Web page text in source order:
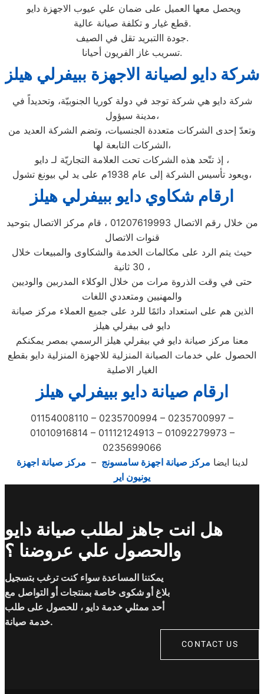
ويحصل معها العميل على ضمان علي عيوب الاجهزة دايو
قطع غيار و تكلفة صيانة عالية.
جودة االتبريد تقل في الصيف.
تسريب غاز الفريون أحيانا.
شركة دايو لصيانة الاجهزة ببيفرلي هيلز
شركة دايو هي شركة توجد في دولة كوريا الجنوبيّة، وتحديداً في
مدينة سيؤول،
وتعدّ إحدى الشركات متعددة الجنسيات، وتضم الشركة العديد من
الشركات التابعة لها،
إذ تتّحد هذه الشركات تحت العلامة التجاريّة لـ دايو ،
ويعود تأسيس الشركة إلى عام 1938م على يد لي بيونغ تشول،
ارقام شكاوي دايو ببيفرلي هيلز
من خلال رقم الاتصال 01207619993 ، قام مركز الاتصال بتوحيد
قنوات الاتصال
حيث يتم الرد على مكالمات الخدمة والشكاوى والمبيعات خلال
30 ثانية ،
حتى في وقت الذروة مرات من خلال الوكلاء المدربين والوديين
والمهنيين ومتعددي اللغات
الذين هم على استعداد دائمًا للرد على جميع العملاء مركز صيانة
دايو فى بيفرلي هيلز
معنا مركز صيانة دايو في بيفرلي هيلز الرسمي بمصر يمكنكم
الحصول علي خدمات الصيانة المنزلية للاجهزة المنزلية دايو بقطع
الغيار الاصلية
ارقام صيانة دايو ببيفرلي هيلز
01154008110 – 0235700994 – 0235700997 –
01010916814 – 01112124913 – 01092279973 –
0235699066
لدينا ايضا مركز صيانة اجهزة سامسونج – مركز صيانة اجهزة
يونيون اير
هل انت جاهز لطلب صيانة دايو
والحصول علي عروضنا ؟
يمكننا المساعدة سواء كنت ترغب بتسجيل
بلاغ أو شكوى خاصة بمنتجات أو التواصل مع
أحد ممثلي خدمة دايو ، للحصول على طلب
خدمة صيانة.
CONTACT US